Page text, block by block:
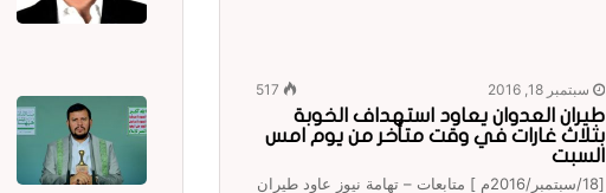
سبتمبر 18, 2016 517
طيران العدوان يعاود استهداف الخوبة
بثلاث غارات في وقت متأخر من يوم امس
السبت
[18/سبتمبر/2016م ] متابعات – تهامة نيوز عاود طيران